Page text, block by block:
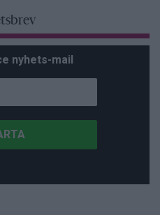
nyhets-mail